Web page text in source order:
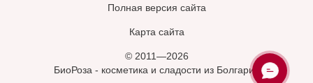
Полная версия сайта
Карта сайта
© 2011—2026
БиоРоза - косметика и сладости из Болгарии